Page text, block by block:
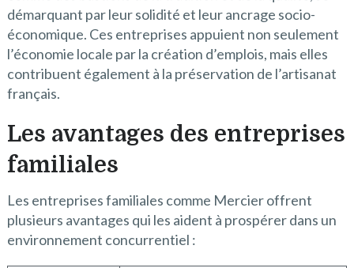
démarquant par leur solidité et leur ancrage socio-
économique. Ces entreprises appuient non seulement
l’économie locale par la création d’emplois, mais elles
contribuent également à la préservation de l’artisanat
français.
Les avantages des entreprises
familiales
Les entreprises familiales comme Mercier offrent
plusieurs avantages qui les aident à prospérer dans un
environnement concurrentiel :